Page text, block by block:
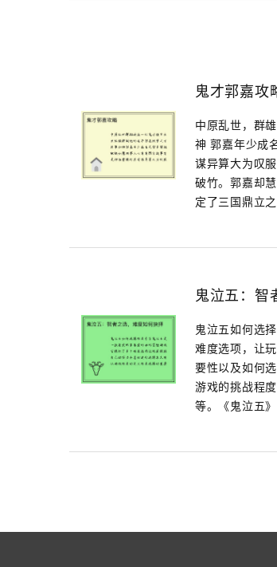
鬼才郭嘉攻
中原乱世，群
神 郭嘉年少成
谋异算大为叹
破竹。郭嘉却
定了三国鼎立
鬼泣五：智
鬼泣五如何选
难度选项，让
要性以及如何
游戏的挑战程
等。《鬼泣五